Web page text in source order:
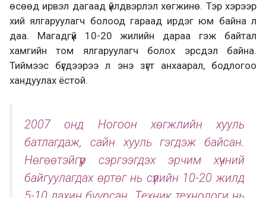
өсөөд ирвэл дагаад үйлдвэрлэл хөгжинө. Тэр хэрээр
хий ялгаруулагч болоод гараад ирдэг юм байна л
даа. Магадгүй 10-20 жилийн дараа гэж байтал
хамгийн том ялгаруулагч болох эрсдэл байна.
Тиймээс бүгдээрээ л энэ зүгт анхаарал, бодлогоо
хандуулах ёстой.
2007 онд Ногоон хөгжлийн хууль
батлагдаж, сайн хууль гэгдэж байсан.
Нөгөөтэйгүүр сэргээгдэх эрчим хүчний
байгуулагдах өртөг нь сүүлийн 10-20 жилд